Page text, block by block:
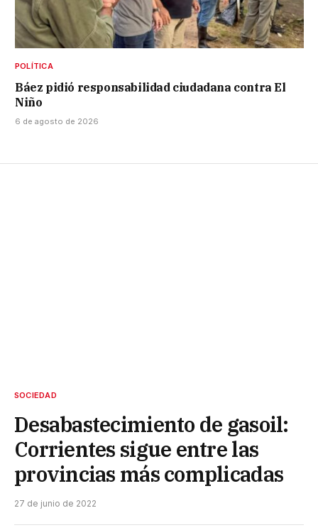
POLÍTICA
Báez pidió responsabilidad ciudadana contra El
Niño
6 de agosto de 2026
SOCIEDAD
Desabastecimiento de gasoil:
Corrientes sigue entre las
provincias más complicadas
27 de junio de 2022